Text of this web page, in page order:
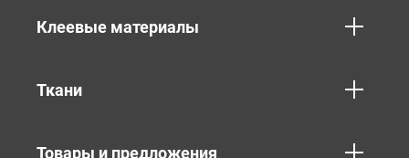
Клеевые материалы
Ткани
Товары и предложения